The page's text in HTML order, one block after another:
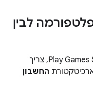
לבין
מכיוון שגרסה 2 הוטמעה ב-Play Games Services, צריך
ארכיטקטורת החשבון